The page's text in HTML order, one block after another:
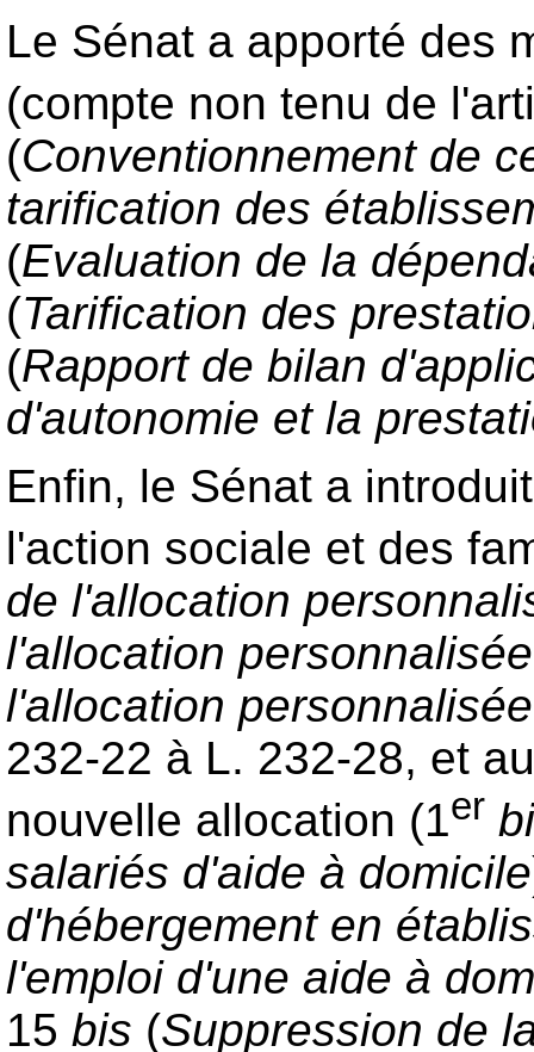
Le Sénat a apporté des
(compte non tenu de
(Conventionnement de
tarification des
(Evaluation de la
(Tarification des
(Rapport de bilan
d'autonomie et la
Enfin, le Sénat a
l'action sociale et des
de l'allocation
l'allocation
l'allocation
232-22 à L. 232-28, et
nouvelle allocation (1er
salariés d'aide à domicile
d'hébergement en
l'emploi d'une aide à
15 bis (Suppression de